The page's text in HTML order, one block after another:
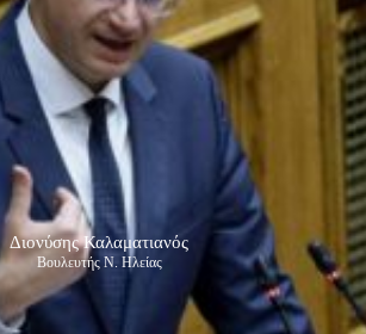
Διονύσης Καλαματιανός
Βουλευτής Ν. Ηλείας